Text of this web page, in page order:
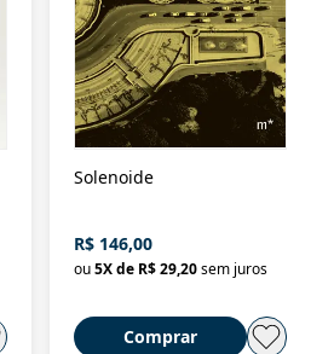
Solenoide
R$ 146,00
ou 5X de R$ 29,20 sem juros
Comprar